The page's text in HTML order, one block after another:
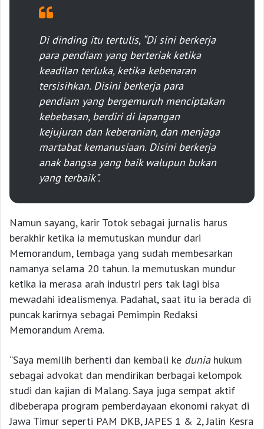
Di dinding itu tertulis, “Di sini berkerja
para pendiam yang berteriak ketika
keadilan terluka, ketika kebenaran
tersisihkan. Disini berkerja para
pendiam yang bergemuruh menciptakan
kebebasan, berdiri di lapangan
kejujuran dan keberanian, dan menjaga
martabat kemanusiaan. Disini berkerja
anak bangsa yang baik walupun bukan
yang terbaik”.
Namun sayang, karir Totok sebagai jurnalis harus
berakhir ketika ia memutuskan mundur dari
Memorandum, lembaga yang sudah membesarkan
namanya selama 20 tahun. Ia memutuskan mundur
ketika ia merasa arah industri pers tak lagi bisa
mewadahi idealismenya. Padahal, saat itu ia berada di
puncak karirnya sebagai Pemimpin Redaksi
Memorandum Arema.
“Saya memilih berhenti dan kembali ke duniahukum
sebagai advokat dan mendirikan berbagai kelompok
studi dan kajian di Malang. Saya juga sempat aktif
dibeberapa program pemberdayaan ekonomi rakyat di
Jawa Timur seperti PAM DKB, JAPES 1 & 2, Jalin Kesra